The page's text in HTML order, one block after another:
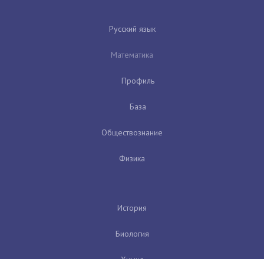
Русский язык
Математика
Профиль
База
Обществознание
Физика
История
Биология